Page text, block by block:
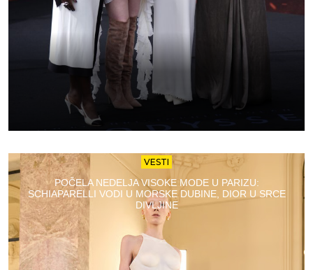
VESTI
POČELA NEDELJA VISOKE MODE U PARIZU:
SCHIAPARELLI VODI U MORSKE DUBINE, DIOR U SRCE
DIVLJINE